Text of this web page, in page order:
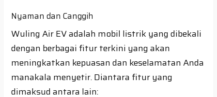
Nyaman dan Canggih
Wuling Air EV adalah mobil listrik yang dibekali
dengan berbagai fitur terkini yang akan
meningkatkan kepuasan dan keselamatan Anda
manakala menyetir. Diantara fitur yang
dimaksud antara lain: